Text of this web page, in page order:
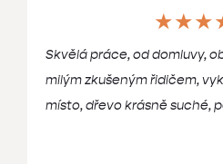
Skvělá práce, od domluvy,
milým zkušeným řidičem,
místo, dřevo krásně suché,